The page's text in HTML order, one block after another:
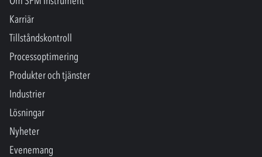
Karriär
Tillståndskontroll
Processoptimering
Produkter och tjänster
Industrier
Lösningar
Nyheter
Evenemang